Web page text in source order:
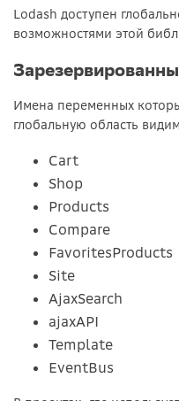
Lodash доступен
возможностями этой
Имена переменных
глобальную область
Cart
Shop
Products
Compare
FavoritesProducts
Site
AjaxSearch
ajaxAPI
Template
EventBus